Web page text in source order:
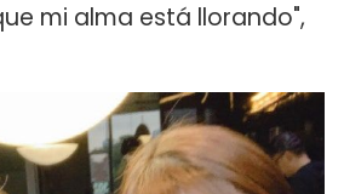
mi alma está llorando",